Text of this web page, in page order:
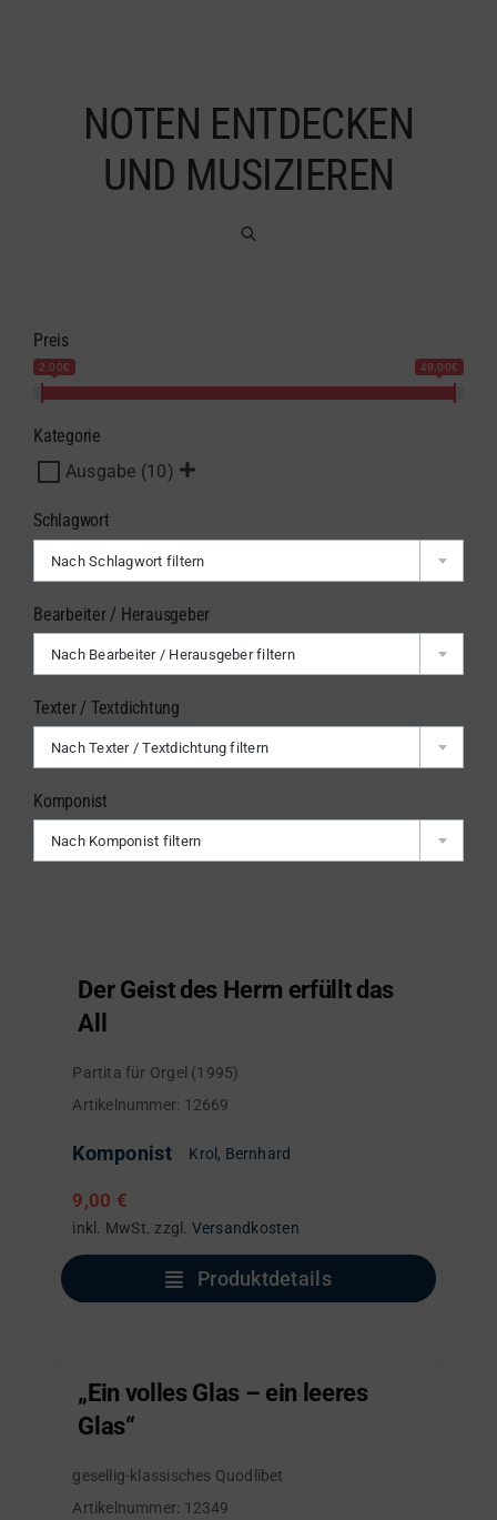
NOTEN ENTDECKEN
UND MUSIZIEREN
Der Geist des Herrn erfüllt das
All
Partita für Orgel (1995)
Artikelnummer: 12669
Komponist Krol, Bernhard
9,00 €
inkl. MwSt. zzgl. Versandkosten
Produktdetails
„Ein volles Glas – ein leeres
Glas“
gesellig-klassisches Quodlibet
Artikelnummer: 12349
Preis
2,00€ 49,00€
Kategorie
Ausgabe (10)
Schlagwort
Nach Schlagwort filtern
Bearbeiter / Herausgeber
Nach Bearbeiter / Herausgeber filtern
Texter / Textdichtung
Nach Texter / Textdichtung filtern
Komponist
Nach Komponist filtern